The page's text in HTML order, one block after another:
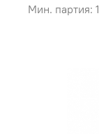
Мин. партия: 1